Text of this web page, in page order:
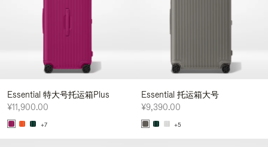
Essential 特大号托运箱Plus
¥11,900.00
+7
Essential 托运箱大号
¥9,390.00
+5